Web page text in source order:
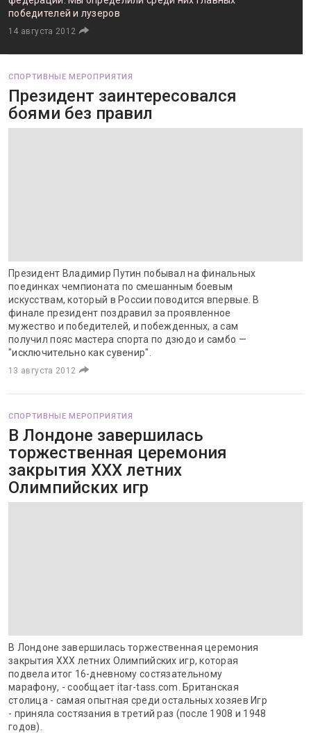
победителей и лузеров
14 августа 2012
СПОРТИВНЫЕ МЕРОПРИЯТИЯ
Президент заинтересовался
боями без правил
Президент Владимир Путин побывал на финальных
поединках чемпионата по смешанным боевым
искусствам, который в России поводится впервые. В
финале президент поздравил за проявленное
мужество и победителей, и побежденных, а сам
получил пояс мастера спорта по дзюдо и самбо —
"исключительно как сувенир".
13 августа 2012
СПОРТИВНЫЕ МЕРОПРИЯТИЯ
В Лондоне завершилась
торжественная церемония
закрытия ХХХ летних
Олимпийских игр
В Лондоне завершилась торжественная церемония
закрытия ХХХ летних Олимпийских игр, которая
подвела итог 16-дневному состязательному
марафону, - сообщает itar-tass.com. Британская
столица - самая опытная среди остальных хозяев Игр
- приняла состязания в третий раз (после 1908 и 1948
годов).